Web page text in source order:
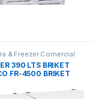
& Freezer Comercial
390 LTS BRIKET
FR-4500 BRIKET